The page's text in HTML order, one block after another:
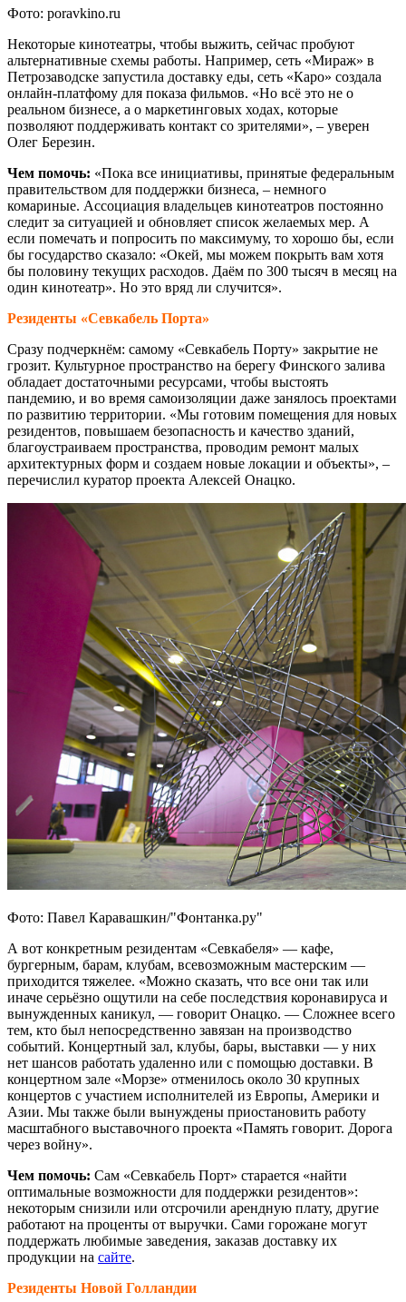
Фото: poravkino.ru
Некоторые кинотеатры, чтобы выжить, сейчас пробуют
альтернативные схемы работы. Например, сеть «Мираж» в
Петрозаводске запустила доставку еды, сеть «Каро» создала
онлайн-платфому для показа фильмов. «Но всё это не о
реальном бизнесе, а о маркетинговых ходах, которые
позволяют поддерживать контакт со зрителями», – уверен
Олег Березин.
Чем помочь: «Пока все инициативы, принятые федеральным
правительством для поддержки бизнеса, – немного
комариные. Ассоциация владельцев кинотеатров постоянно
следит за ситуацией и обновляет список желаемых мер. А
если помечать и попросить по максимуму, то хорошо бы, если
бы государство сказало: «Окей, мы можем покрыть вам хотя
бы половину текущих расходов. Даём по 300 тысяч в месяц на
один кинотеатр». Но это вряд ли случится».
Резиденты «Севкабель Порта»
Сразу подчеркнём: самому «Севкабель Порту» закрытие не
грозит. Культурное пространство на берегу Финского залива
обладает достаточными ресурсами, чтобы выстоять
пандемию, и во время самоизоляции даже занялось проектами
по развитию территории. «Мы готовим помещения для новых
резидентов, повышаем безопасность и качество зданий,
благоустраиваем пространства, проводим ремонт малых
архитектурных форм и создаем новые локации и объекты», –
перечислил куратор проекта Алексей Онацко.
Фото: Павел Каравашкин/"Фонтанка.ру"
А вот конкретным резидентам «Севкабеля» — кафе,
бургерным, барам, клубам, всевозможным мастерским —
приходится тяжелее. «Можно сказать, что все они так или
иначе серьёзно ощутили на себе последствия коронавируса и
вынужденных каникул, — говорит Онацко. — Сложнее всего
тем, кто был непосредственно завязан на производство
событий. Концертный зал, клубы, бары, выставки — у них
нет шансов работать удаленно или с помощью доставки. В
концертном зале «Морзе» отменилось около 30 крупных
концертов с участием исполнителей из Европы, Америки и
Азии. Мы также были вынуждены приостановить работу
масштабного выставочного проекта «Память говорит. Дорога
через войну».
Чем помочь: Сам «Севкабель Порт» старается «найти
оптимальные возможности для поддержки резидентов»:
некоторым снизили или отсрочили арендную плату, другие
работают на проценты от выручки. Сами горожане могут
поддержать любимые заведения, заказав доставку их
продукции на сайте.
Резиденты Новой Голландии